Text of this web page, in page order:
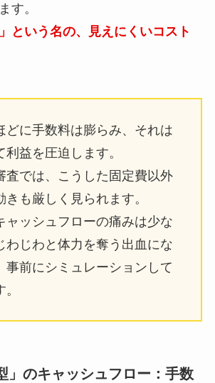
す。
」という名の、見えにくいコスト
どに手数料は膨らみ、それは
益を圧迫します。
査では、こうした固定費以外
も厳しく見られます。
ャッシュフローの痛みは少な
わじわと体力を奪う出血にな
事前にシミュレーションして
」のキャッシュフロー：手数